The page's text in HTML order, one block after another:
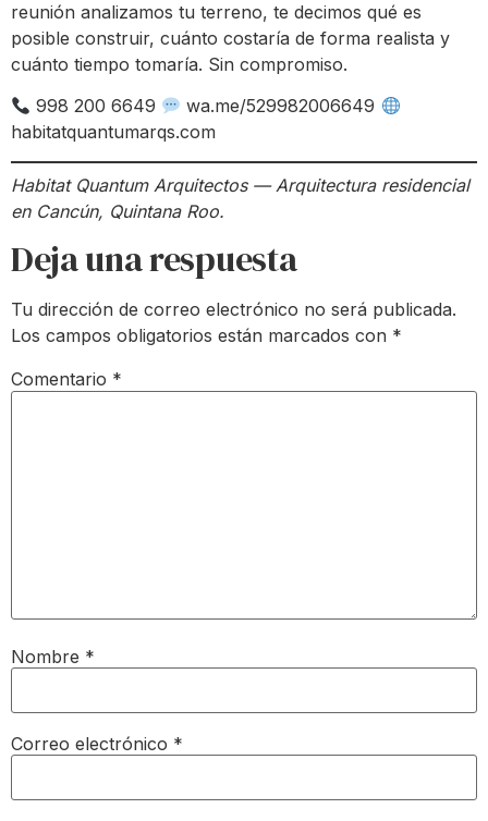
reunión analizamos tu terreno, te decimos qué es
posible construir, cuánto costaría de forma realista y
cuánto tiempo tomaría. Sin compromiso.
998 200 6649
wa.me/529982006649
habitatquantumarqs.com
Habitat Quantum Arquitectos — Arquitectura residencial
en Cancún, Quintana Roo.
Deja una respuesta
Tu dirección de correo electrónico no será publicada.
Los campos obligatorios están marcados con *
Comentario *
Nombre *
Correo electrónico *